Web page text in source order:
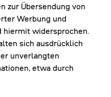
zur Übersendung von
Werbung und
widersprochen.
sich ausdrücklich
unverlangten
etwa durch